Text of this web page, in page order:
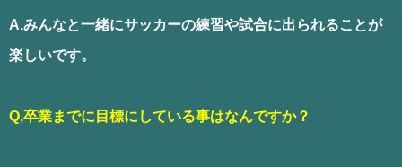
A,みんなと一緒にサッカーの練習や試合に出られることが
楽しいです。
Q,卒業までに目標にしている事はなんですか？